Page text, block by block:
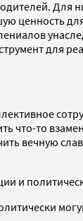
Для
ценность
для
то
вечную
и